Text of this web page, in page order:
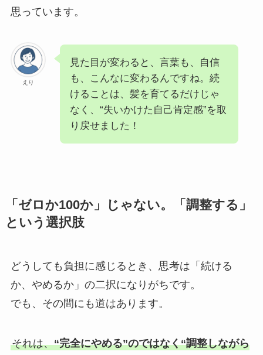
思っています。
えり
見た目が変わると、言葉も、自信
も、こんなに変わるんですね。続
けることは、髪を育てるだけじゃ
なく、“失いかけた自己肯定感”を取
り戻せました！
「ゼロか100か」じゃない。「調整する」
という選択肢
どうしても負担に感じるとき、思考は「続ける
か、やめるか」の二択になりがちです。
でも、その間にも道はあります。
それは、“完全にやめる”のではなく“調整しながら